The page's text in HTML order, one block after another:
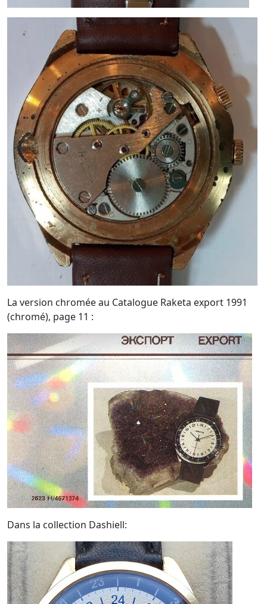
La version chromée au Catalogue Raketa export 1991
(chromé), page 11 :
Dans la collection Dashiell: